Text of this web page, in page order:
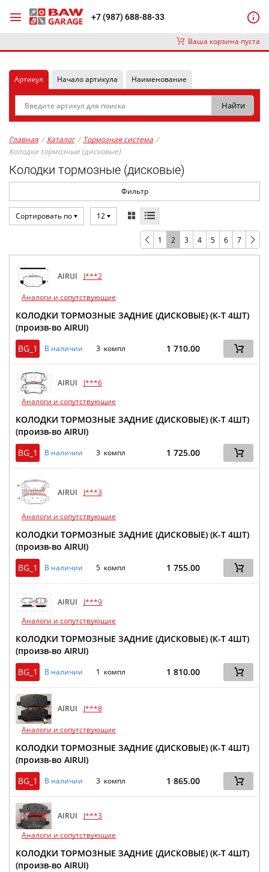
+7 (987) 688-88-33
Ваша корзина пуста
Артикул Начало артикула Наименование
Главная / Каталог / Тормозная система /
Колодки тормозные (дисковые)
Колодки тормозные (дисковые)
Фильтр
Сортировать по 12
1 2 3 4 5 6 7
AIRUI J***2
Аналоги и сопутствующие
КОЛОДКИ ТОРМОЗНЫЕ ЗАДНИЕ (ДИСКОВЫЕ) (К-Т 4ШТ)
(произв-во AIRUI)
BG_1
В наличии 3 компл 1 710.00
AIRUI
J***6
Аналоги и сопутствующие
КОЛОДКИ ТОРМОЗНЫЕ ЗАДНИЕ (ДИСКОВЫЕ) (К-Т 4ШТ)
(произв-во AIRUI)
BG_1
В наличии 3 компл 1 725.00
AIRUI J***3
Аналоги и сопутствующие
КОЛОДКИ ТОРМОЗНЫЕ ЗАДНИЕ (ДИСКОВЫЕ) (К-Т 4ШТ)
(произв-во AIRUI)
BG_1
В наличии 5 компл 1 755.00
AIRUI
J***9
Аналоги и сопутствующие
КОЛОДКИ ТОРМОЗНЫЕ ЗАДНИЕ (ДИСКОВЫЕ) (К-Т 4ШТ)
(произв-во AIRUI)
BG_1
В наличии 1 компл 1 810.00
AIRUI J***8
Аналоги и сопутствующие
КОЛОДКИ ТОРМОЗНЫЕ ЗАДНИЕ (ДИСКОВЫЕ) (К-Т 4ШТ)
(произв-во AIRUI)
BG_1
В наличии 3 компл 1 865.00
AIRUI
J***3
Аналоги и сопутствующие
КОЛОДКИ ТОРМОЗНЫЕ ЗАДНИЕ (ДИСКОВЫЕ) (К-Т 4ШТ)
(произв-во AIRUI)